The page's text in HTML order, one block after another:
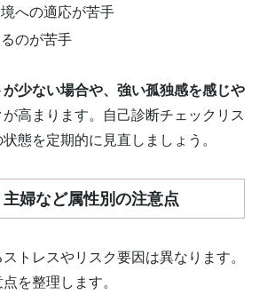
への適応が苦手
のが苦手
少ない場合や、強い孤独感を感じや
が高まります。自己診断チェックリス
態を定期的に見直しましょう。
婦など属性別の注意点
トレスやリスク要因は異なります。
を整理します。